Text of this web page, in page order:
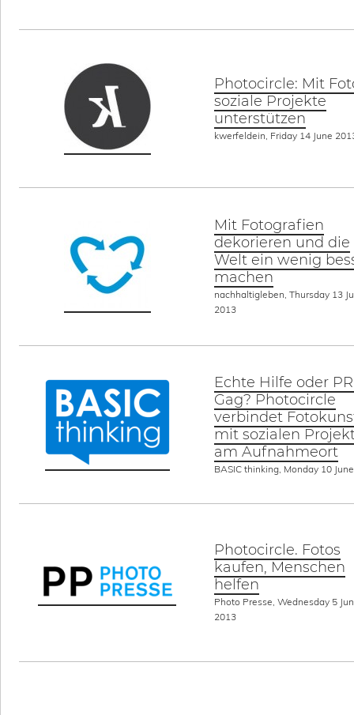
Photocircle: Mit
soziale Projekte
unterstützen
kwerfeldein, Friday 14 June
Mit Fotografien
dekorieren und die
Welt ein wenig
machen
nachhaltigleben, Thursday 13
2013
Echte Hilfe oder
Gag? Photocircle
verbindet
mit sozialen
am Aufnahmeort
BASIC thinking, Monday 10
Photocircle. Fotos
kaufen, Menschen
helfen
Photo Presse, Wednesday 5
2013